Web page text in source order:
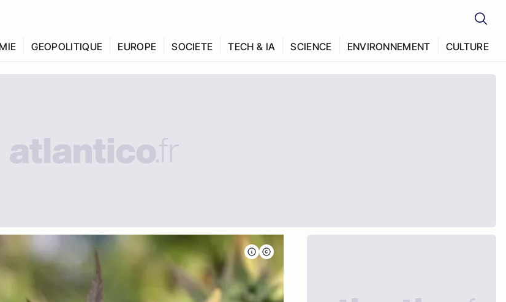
GEOPOLITIQUE EUROPE SOCIETE TECH & IA SCIENCE ENVIRONNEMENT CULTURE